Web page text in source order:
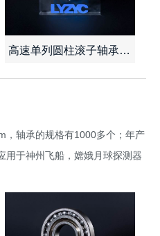
高速单列圆柱滚子轴承N系列
查看详情 了解报价
，轴承的规格有1000多个；年产
用于神州飞船，嫦娥月球探测器